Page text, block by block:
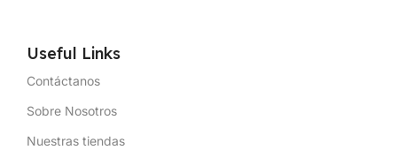
Useful Links
Contáctanos
Sobre Nosotros
Nuestras tiendas